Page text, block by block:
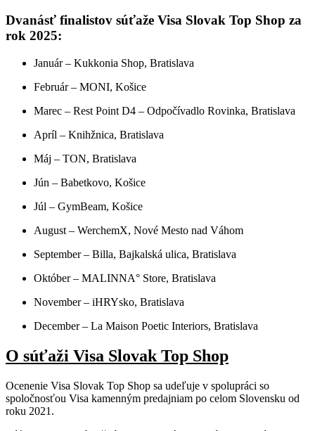
Dvanásť finalistov súťaže Visa Slovak Top Shop za
rok 2025:
Január – Kukkonia Shop, Bratislava
Február – MONI, Košice
Marec – Rest Point D4 – Odpočívadlo Rovinka, Bratislava
Apríl – Knihžnica, Bratislava
Máj – TON, Bratislava
Jún – Babetkovo, Košice
Júl – GymBeam, Košice
August – WerchemX, Nové Mesto nad Váhom
September – Billa, Bajkalská ulica, Bratislava
Október – MALINNA° Store, Bratislava
November – iHRYsko, Bratislava
December – La Maison Poetic Interiors, Bratislava
O súťaži Visa Slovak Top Shop
Ocenenie Visa Slovak Top Shop sa udeľuje v spolupráci so
spoločnosťou Visa kamenným predajniam po celom Slovensku od
roku 2021.